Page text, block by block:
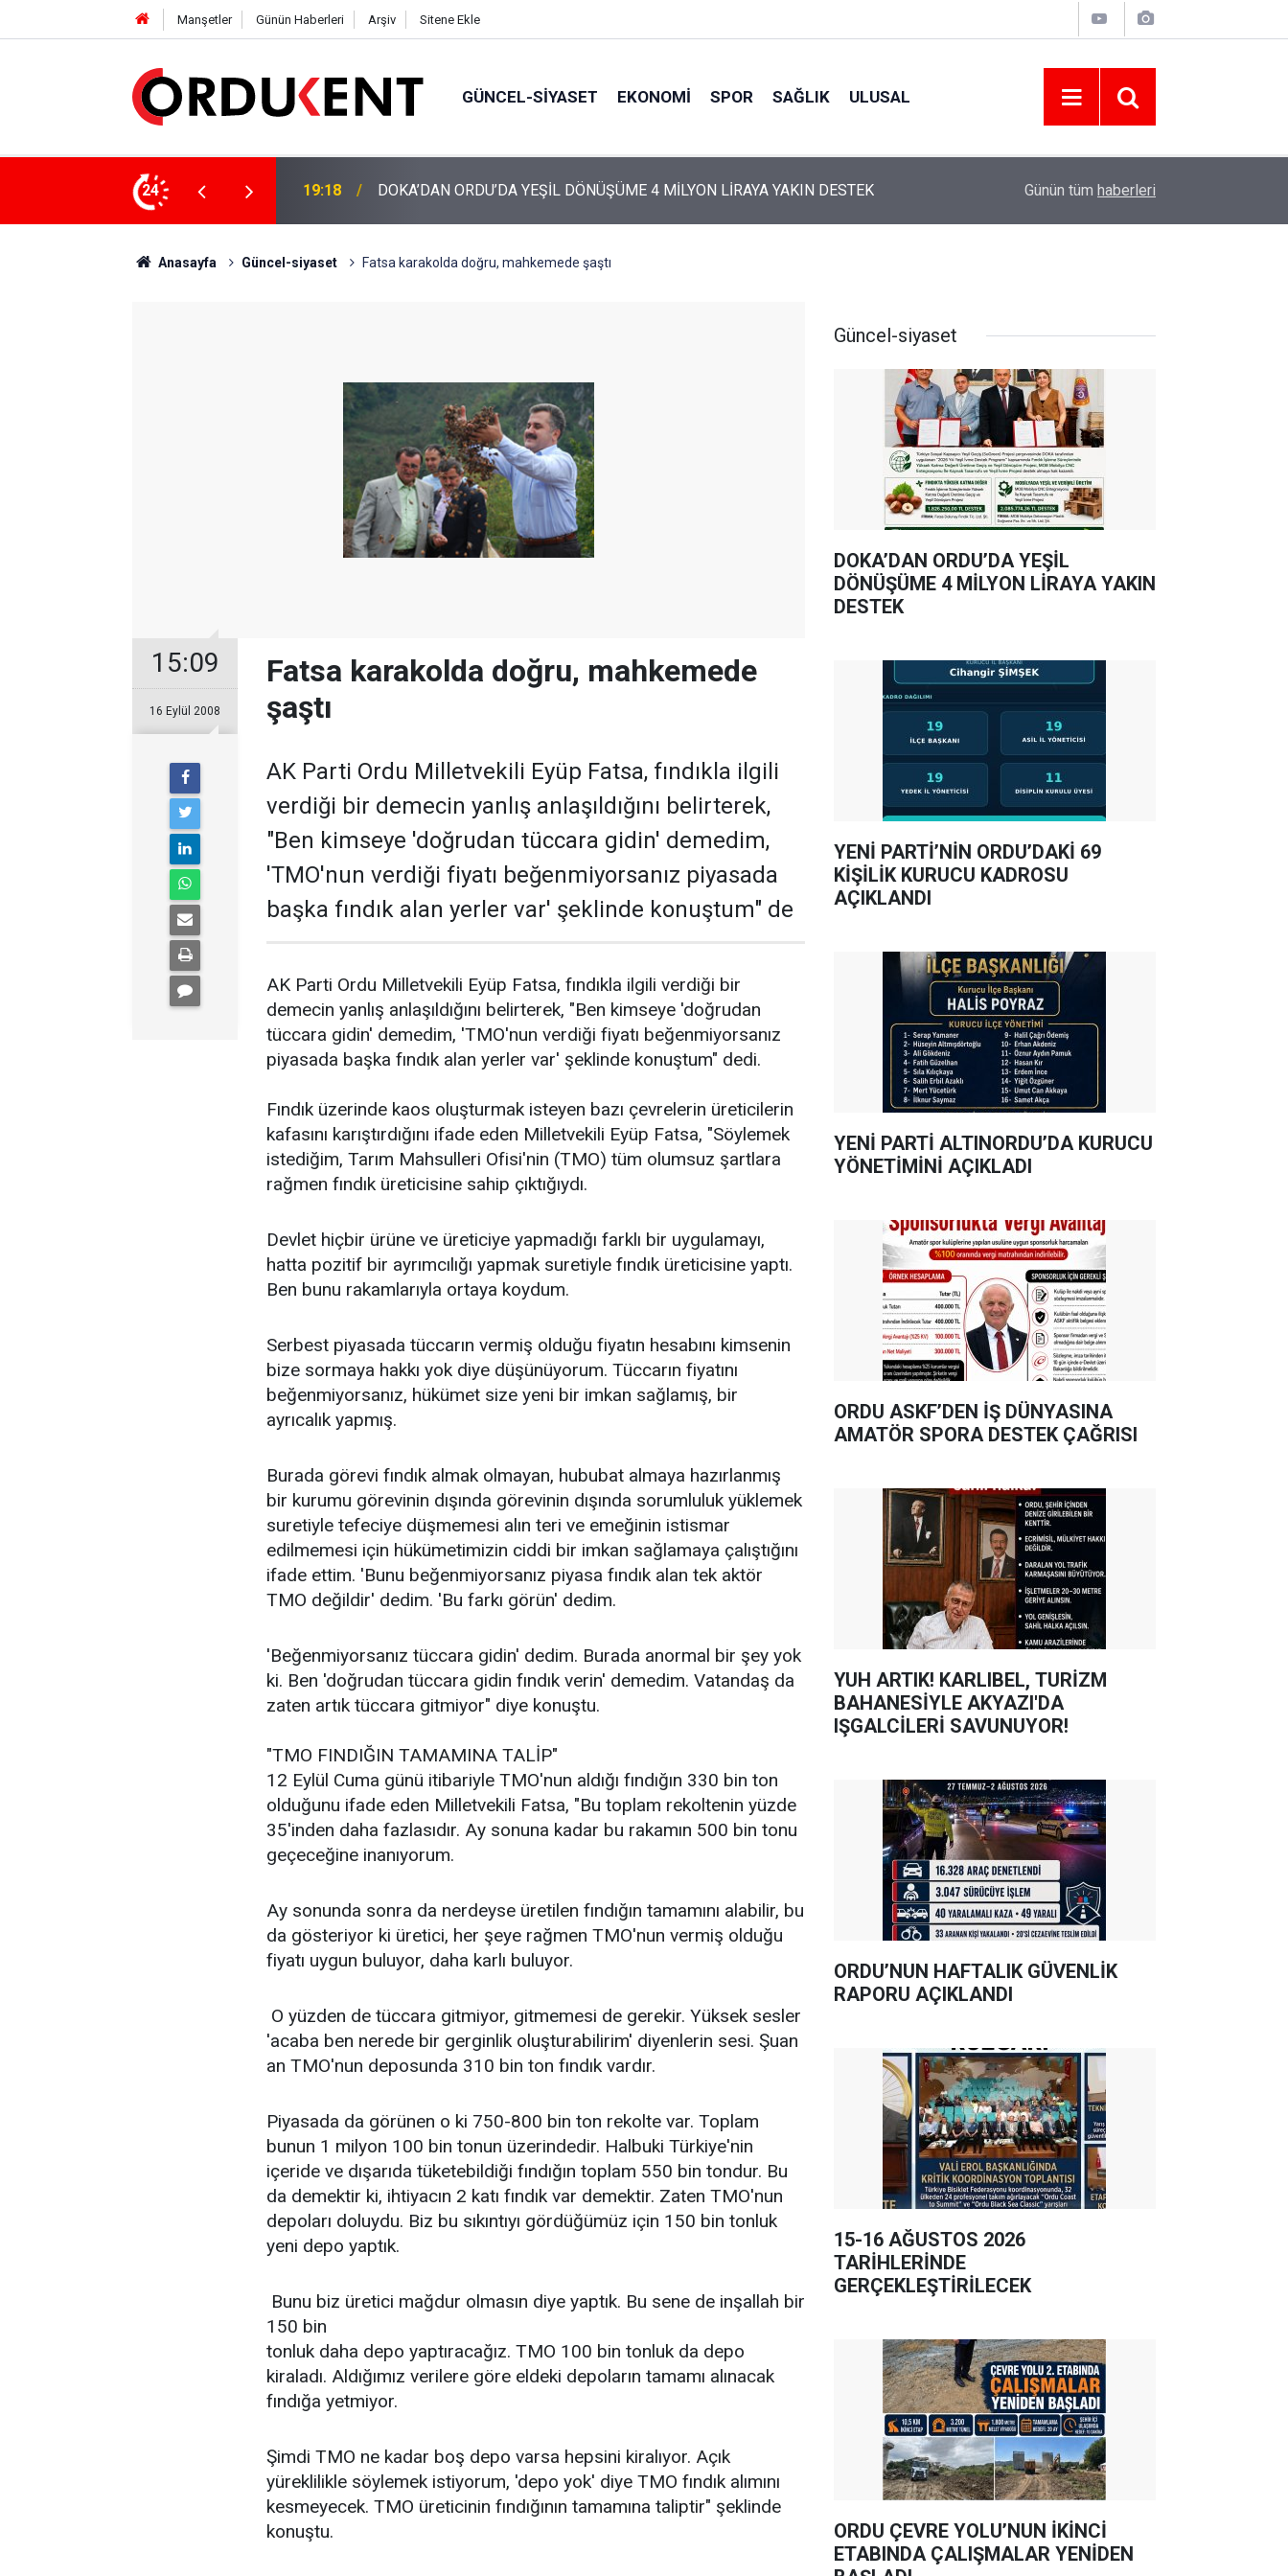
Manşetler Günün Haberleri Arşiv Sitene Ekle
GÜNCEL-SIYASET EKONOMI SPOR SAĞLIK ULUSAL
24
4 MİLYON LİRAYA YAKIN DESTEK 12:46 YENİ PARTİ’NİN ORDU’DAKİ 69 KİŞİLİK KURUCU KADROSU AÇIKLANDI YENİ PARTİ ALTINORDU’DA KURUCU
Günün tüm haberleri
Anasayfa Güncel-siyaset Fatsa karakolda doğru, mahkemede şaştı
15:09
16 Eylül 2008
Fatsa karakolda doğru, mahkemede
şaştı
AK Parti Ordu Milletvekili Eyüp Fatsa, fındıkla ilgili
verdiği bir demecin yanlış anlaşıldığını belirterek,
"Ben kimseye 'doğrudan tüccara gidin' demedim,
'TMO'nun verdiği fiyatı beğenmiyorsanız piyasada
başka fındık alan yerler var' şeklinde konuştum" de
AK Parti Ordu Milletvekili Eyüp Fatsa, fındıkla ilgili verdiği bir
demecin yanlış anlaşıldığını belirterek, "Ben kimseye 'doğrudan
tüccara gidin' demedim, 'TMO'nun verdiği fiyatı beğenmiyorsanız
piyasada başka fındık alan yerler var' şeklinde konuştum" dedi.
Fındık üzerinde kaos oluşturmak isteyen bazı çevrelerin üreticilerin
kafasını karıştırdığını ifade eden Milletvekili Eyüp Fatsa, "Söylemek
istediğim, Tarım Mahsulleri Ofisi'nin (TMO) tüm olumsuz şartlara
rağmen fındık üreticisine sahip çıktığıydı.
Devlet hiçbir ürüne ve üreticiye yapmadığı farklı bir uygulamayı,
hatta pozitif bir ayrımcılığı yapmak suretiyle fındık üreticisine yaptı.
Ben bunu rakamlarıyla ortaya koydum.
Serbest piyasada tüccarın vermiş olduğu fiyatın hesabını kimsenin
bize sormaya hakkı yok diye düşünüyorum. Tüccarın fiyatını
beğenmiyorsanız, hükümet size yeni bir imkan sağlamış, bir
ayrıcalık yapmış.
Burada görevi fındık almak olmayan, hububat almaya hazırlanmış
bir kurumu görevinin dışında görevinin dışında sorumluluk yüklemek
suretiyle tefeciye düşmemesi alın teri ve emeğinin istismar
edilmemesi için hükümetimizin ciddi bir imkan sağlamaya çalıştığını
ifade ettim. 'Bunu beğenmiyorsanız piyasa fındık alan tek aktör
TMO değildir' dedim. 'Bu farkı görün' dedim.
'Beğenmiyorsanız tüccara gidin' dedim. Burada anormal bir şey yok
ki. Ben 'doğrudan tüccara gidin fındık verin' demedim. Vatandaş da
zaten artık tüccara gitmiyor" diye konuştu.
"TMO FINDIĞIN TAMAMINA TALİP"
12 Eylül Cuma günü itibariyle TMO'nun aldığı fındığın 330 bin ton
olduğunu ifade eden Milletvekili Fatsa, "Bu toplam rekoltenin yüzde
35'inden daha fazlasıdır. Ay sonuna kadar bu rakamın 500 bin tonu
geçeceğine inanıyorum.
Ay sonunda sonra da nerdeyse üretilen fındığın tamamını alabilir, bu
da gösteriyor ki üretici, her şeye rağmen TMO'nun vermiş olduğu
fiyatı uygun buluyor, daha karlı buluyor.
O yüzden de tüccara gitmiyor, gitmemesi de gerekir. Yüksek sesler
'acaba ben nerede bir gerginlik oluşturabilirim' diyenlerin sesi. Şuan
an TMO'nun deposunda 310 bin ton fındık vardır.
Piyasada da görünen o ki 750-800 bin ton rekolte var. Toplam
bunun 1 milyon 100 bin tonun üzerindedir. Halbuki Türkiye'nin
içeride ve dışarıda tüketebildiği fındığın toplam 550 bin tondur. Bu
da demektir ki, ihtiyacın 2 katı fındık var demektir. Zaten TMO'nun
depoları doluydu. Biz bu sıkıntıyı gördüğümüz için 150 bin tonluk
yeni depo yaptık.
Bunu biz üretici mağdur olmasın diye yaptık. Bu sene de inşallah bir
150 bin
tonluk daha depo yaptıracağız. TMO 100 bin tonluk da depo
kiraladı. Aldığımız verilere göre eldeki depoların tamamı alınacak
fındığa yetmiyor.
Şimdi TMO ne kadar boş depo varsa hepsini kiralıyor. Açık
yüreklilikle söylemek istiyorum, 'depo yok' diye TMO fındık alımını
kesmeyecek. TMO üreticinin fındığının tamamına taliptir" şeklinde
konuştu.
Güncel-siyaset
DOKA’DAN ORDU’DA YEŞİL
DÖNÜŞÜME 4 MİLYON LİRAYA YAKIN
DESTEK
YENİ PARTİ’NİN ORDU’DAKİ 69
KİŞİLİK KURUCU KADROSU
AÇIKLANDI
YENİ PARTİ ALTINORDU’DA KURUCU
YÖNETİMİNİ AÇIKLADI
ORDU ASKF’DEN İŞ DÜNYASINA
AMATÖR SPORA DESTEK ÇAĞRISI
YUH ARTIK! KARLIBEL, TURİZM
BAHANESİYLE AKYAZI'DA
IŞGALCİLERİ SAVUNUYOR!
ORDU’NUN HAFTALIK GÜVENLİK
RAPORU AÇIKLANDI
15-16 AĞUSTOS 2026
TARİHLERİNDE
GERÇEKLEŞTİRİLECEK
ORDU ÇEVRE YOLU’NUN İKİNCİ
ETABINDA ÇALIŞMALAR YENİDEN